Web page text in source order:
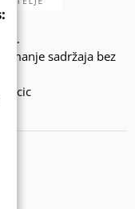
sadržaja bez